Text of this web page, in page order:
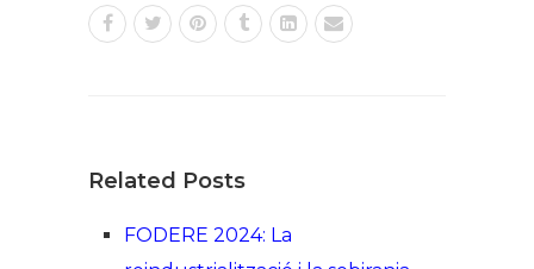
FODERE 2024: La